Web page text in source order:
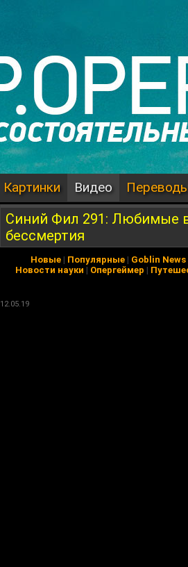
Картинки Видео
Синий Фил 291: Любимые
бессмертия
Новые | Популярные | Goblin News
Новости науки | Опергеймер |
12.05.19